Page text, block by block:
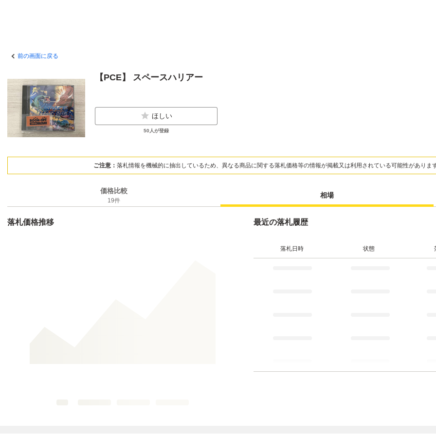
前の画面に戻る
【PCE】 スペースハリアー
ほしい
50 人が登録
ご注意： 落札情報を機械的に抽出しているため、異なる商品に関する落札価格等の情報が掲載又は利用されている可能性がありま
価格比較
19件
相場
落札価格推移 最近の落札履歴
落札日時 状態